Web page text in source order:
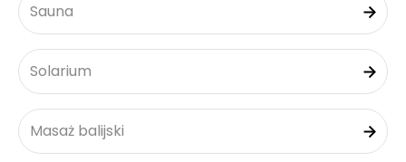
Sauna
Solarium
Masaż balijski